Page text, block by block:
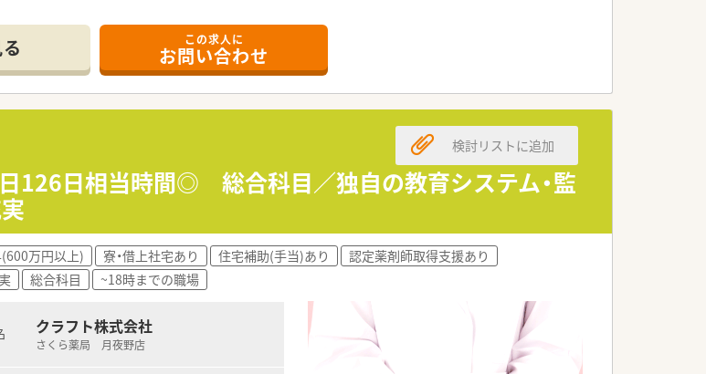
等についてもバックアップされています。
、薬剤師様と機械で監査を行っております。
、ライフワークバランスが充実できます。
大変充実しております。
なども従業員価格販売しております。
得可能です。
急なお休みなどにも柔軟に対応頂けます。
この求人に
お問い合わせ
126日相当時間◎ 総合科目／独自の教育システム・監
検討リストに追加
万円以上) 寮・借上社宅あり 住宅補助(手当)あり
認定薬剤師取得支援あり
総合科目 ~18時までの職場
クラフト株式会社
さくら薬局 月夜野店